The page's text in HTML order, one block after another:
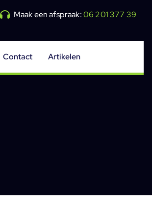
Maak een afspraak:06 201 377 39
Contact Artikelen